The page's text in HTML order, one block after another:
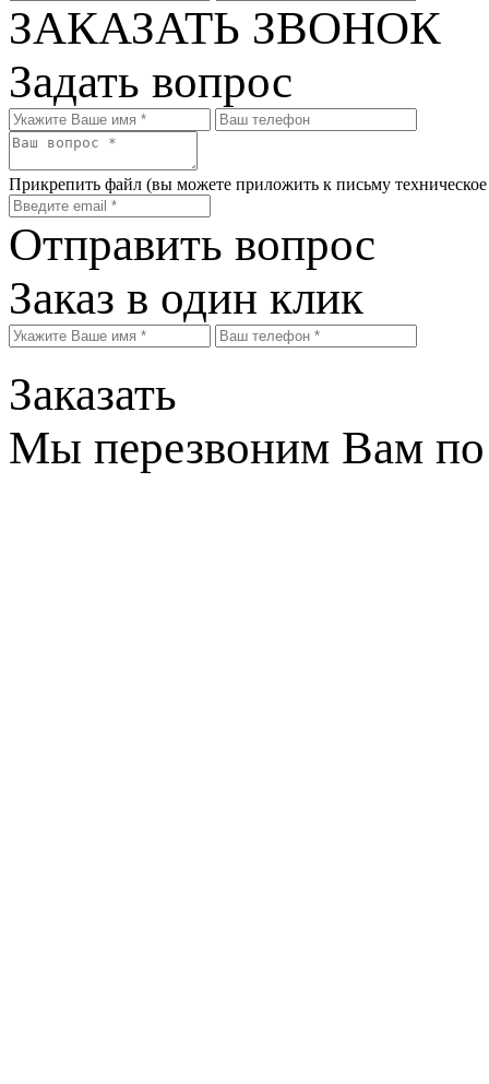
ЗАКАЗАТЬ ЗВОНОК
Задать вопрос
Прикрепить файл (вы можете приложить к письму
Отправить вопрос
Заказ в один клик
Заказать
Мы перезвоним Вам по